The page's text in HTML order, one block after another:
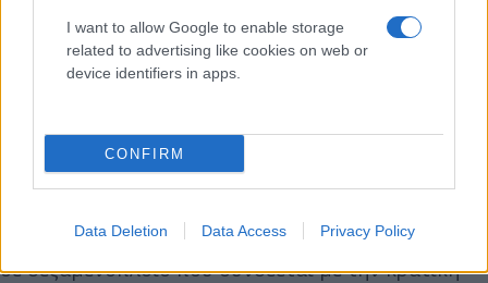
I want to allow Google to enable storage
related to advertising like cookies on web or
device identifiers in apps.
CONFIRM
Data Deletion Data Access Privacy Policy
Κατάρ: Παραβιάζεται το διεθνές δίκαιο
Από την πλευρά; του, το Κατάρ αντέδρασε άμεσα
στη Φουτζέιρα οι οποίες ακολούθησαν μια επίθεση
σε δεξαμενόπλοιο που συνδέεται με την κρατική